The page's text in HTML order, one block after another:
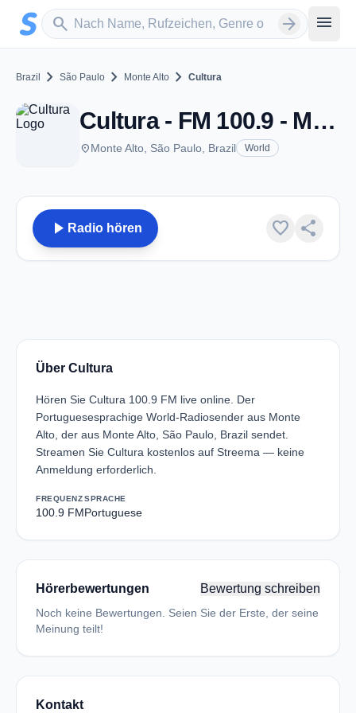
Zum Hauptinhalt springen
search
Sender suchen arrow_forward menu
Brazil chevron_right São Paulo chevron_right Monte Alto chevron_right Cultura
Cultura - FM 100.9 - Monte Alto
placeMonte Alto, São Paulo, Brazil World
play_arrow Radio hören favorite share
Über Cultura
Hören Sie Cultura 100.9 FM live online. Der
Portuguesesprachige World-Radiosender aus Monte
Alto, der aus Monte Alto, São Paulo, Brazil sendet.
Streamen Sie Cultura kostenlos auf Streema — keine
Anmeldung erforderlich.
FREQUENZ
100.9 FM
SPRACHE
Portuguese
Hörerbewertungen Bewertung schreiben
Noch keine Bewertungen. Seien Sie der Erste, der seine
Meinung teilt!
Kontakt